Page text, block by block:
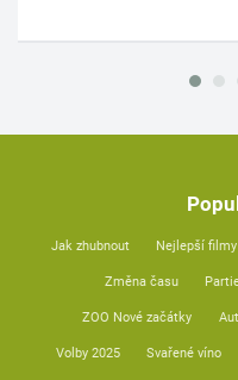
Jak zhubnout Nejlepší
Změna času
ZOO Nové začátky
Volby 2025 Svařené víno